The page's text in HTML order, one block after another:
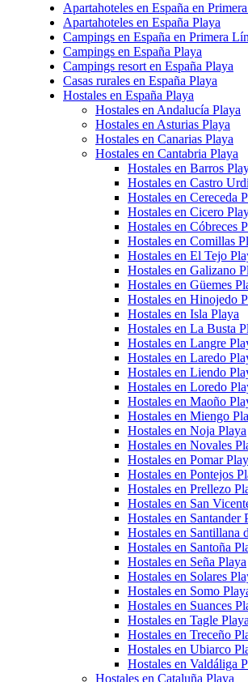
Apartahoteles en España en
Apartahoteles en España Playa
Campings en España en Primera
Campings en España Playa
Campings resort en España Playa
Casas rurales en España Playa
Hostales en España Playa
Hostales en Andalucía Playa
Hostales en Asturias Playa
Hostales en Canarias Playa
Hostales en Cantabria Playa
Hostales en Barros
Hostales en Castro
Hostales en Cereceda
Hostales en Cicero
Hostales en Cóbreces
Hostales en Comillas
Hostales en El Tejo
Hostales en Galizano
Hostales en Güemes
Hostales en Hinojedo
Hostales en Isla Playa
Hostales en La Busta
Hostales en Langre
Hostales en Laredo
Hostales en Liendo
Hostales en Loredo
Hostales en Maoño
Hostales en Miengo
Hostales en Noja Playa
Hostales en Novales
Hostales en Pomar
Hostales en Pontejos
Hostales en Prellezo
Hostales en San
Hostales en Santander
Hostales en Santillana
Hostales en Santoña
Hostales en Seña Playa
Hostales en Solares
Hostales en Somo
Hostales en Suances
Hostales en Tagle Playa
Hostales en Treceño
Hostales en Ubiarco
Hostales en Valdáliga
Hostales en Cataluña Playa